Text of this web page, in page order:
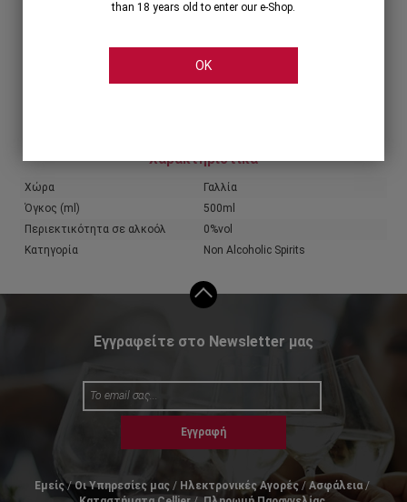
Χαρακτηριστικά
Χώρα
Γαλλία
Όγκος (ml)
500ml
Περιεκτικότητα σε αλκοόλ
0%vol
Κατηγορία
Non Alcoholic Spirits
Εγγραφείτε στο Newsletter μας
Εγγραφή
Εμείς Οι Υπηρεσίες μας Ηλεκτρονικές Αγορές
Ασφάλεια
than 18 years old to enter our e-Shop.
OK